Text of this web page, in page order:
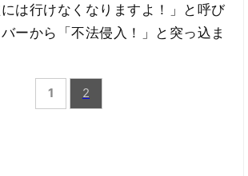
は行けなくなりますよ！」と呼び
ーから「不法侵入！」と突っ込ま
1 2